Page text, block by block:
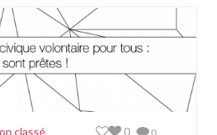
classé 0
0